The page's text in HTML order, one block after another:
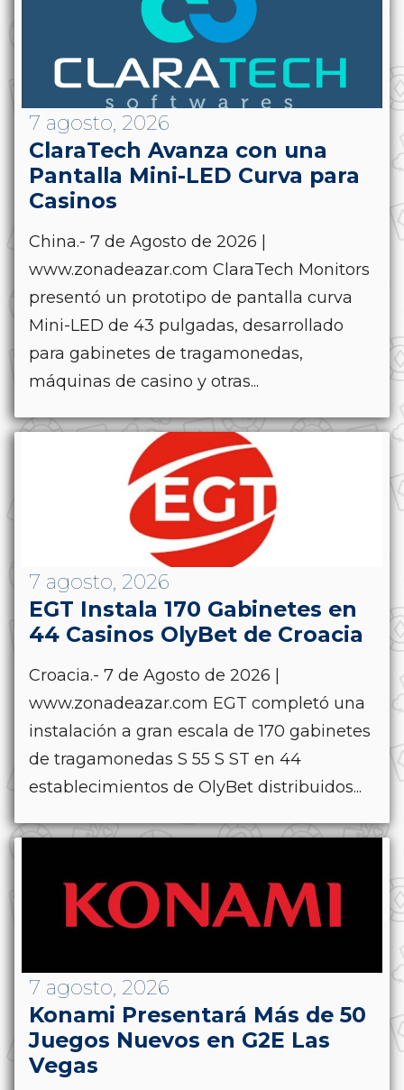
7 agosto, 2026
ClaraTech Avanza con una
Pantalla Mini-LED Curva para
Casinos
China.- 7 de Agosto de 2026 |
www.zonadeazar.com ClaraTech Monitors
presentó un prototipo de pantalla curva
Mini-LED de 43 pulgadas, desarrollado
para gabinetes de tragamonedas,
máquinas de casino y otras...
7 agosto, 2026
EGT Instala 170 Gabinetes en
44 Casinos OlyBet de Croacia
Croacia.- 7 de Agosto de 2026 |
www.zonadeazar.com EGT completó una
instalación a gran escala de 170 gabinetes
de tragamonedas S 55 S ST en 44
establecimientos de OlyBet distribuidos...
7 agosto, 2026
Konami Presentará Más de 50
Juegos Nuevos en G2E Las
Vegas